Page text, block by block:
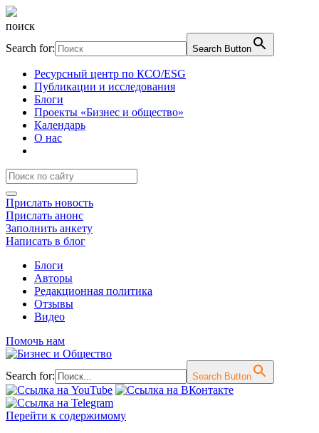
поиск
Search for:
Search Button
Ресурсный центр по КСО/ESG
Публикации и исследования
Блоги
Проекты «Бизнес и общество»
Календарь
О нас
Прислать новость
Прислать анонс
Заполнить анкету
Написать в блог
Блоги
Авторы
Редакционная политика
Отзывы
Видео
Помочь нам
Search for: Search Button
Перейти к содержимому